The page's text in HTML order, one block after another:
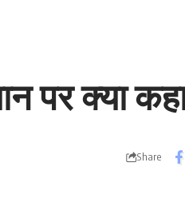
पर क्या
Share